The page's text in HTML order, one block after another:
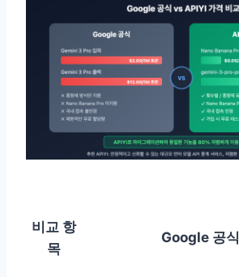
비교 항
목
Google 공식